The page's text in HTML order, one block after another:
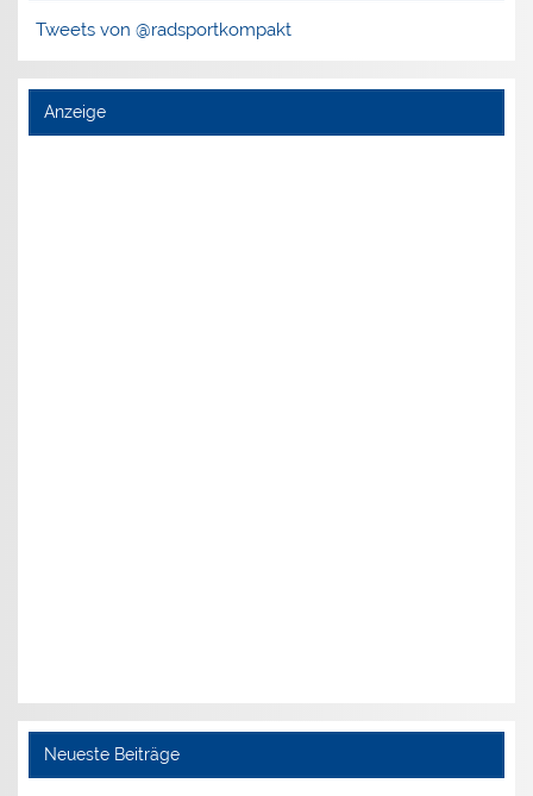
Tweets von @radsportkompakt
Anzeige
Neueste Beiträge